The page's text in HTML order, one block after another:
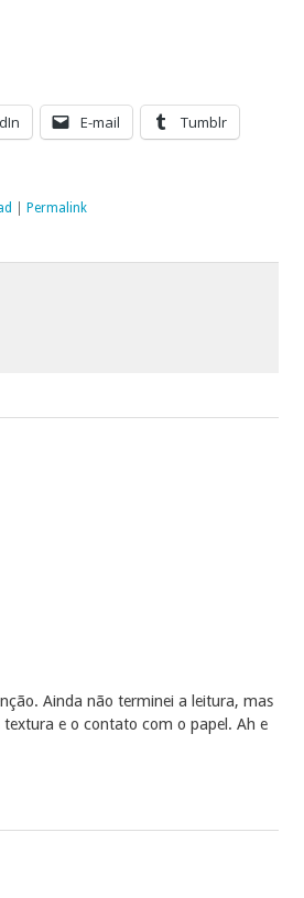
E-mail Tumblr
Permalink
Ainda não terminei a leitura, mas
e o contato com o papel. Ah e